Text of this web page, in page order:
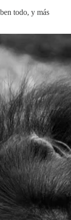
todo, y más